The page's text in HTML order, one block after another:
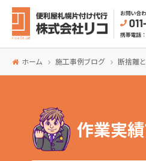
ホーム 施工事例ブログ 断捨離
作業実